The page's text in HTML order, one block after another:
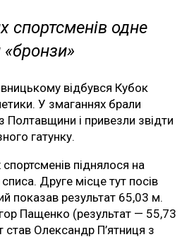
спортсменів одне
«бронзи»
відбувся Кубок
У змаганнях брали
Полтавщини і привезли звідти
гатунку.
піднялося на
Друге місце тут посів
показав результат 65,03 м.
Пащенко (результат — 55,73
Олександр П’ятниця з